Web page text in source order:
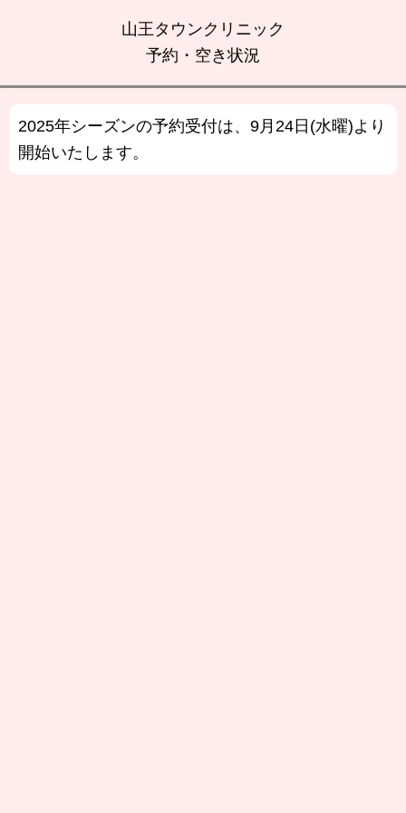
山王タウンクリニック
予約・空き状況
2025年シーズンの予約受付は、9月24日(水曜)より
開始いたします。